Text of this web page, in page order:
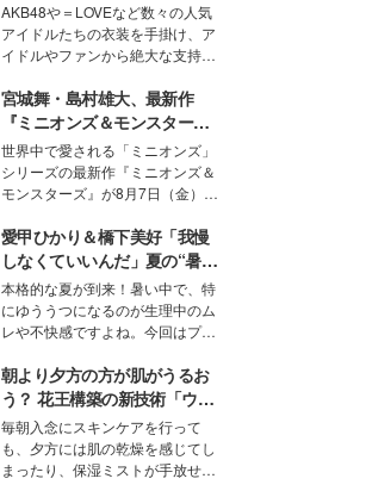
愛い”を作る美学＜「シチズン
クロスシー」インタビュー＞
AKB48や＝LOVEなど数々の人気
アイドルたちの衣装を手掛け、ア
イドルやファンから絶大な支持を
取締役兼クリエイティブディレク
ター・茅野しのぶ。一人ひとりの
個性に寄り添い、魅力を引き出す
衣装作りは、多くの女性たちに勇
気と自信を与え続けている。
宮城舞・島村雄大、最新作
『ミニオンズ＆モンスター
ズ』の魅力熱弁 ハチャメチャ
だけじゃない“友情と絆”に感
動
世界中で愛される「ミニオンズ」
シリーズの最新作『ミニオンズ＆
モンスターズ』が8月7日（金）に
ニオン好き”という共通点を持つモ
デルの宮城舞と島村雄大の特別対
談をお届け！それぞれの視点か
ら、今作ならではの魅力や予想外
の感動をもたらす奥深いストーリ
ーについて熱く語り合ってもらっ
た。
愛甲ひかり＆橋下美好「我慢
しなくていいんだ」夏の“暑さ
対策”の新しい選択肢とは？
本格的な夏が到来！暑い中で、特
にゆううつになるのが生理中のム
レや不快感ですよね。今回はプラ
モデル・愛甲ひかりさんと橋下美
好さんを迎えて本音で女子会トー
ク。猛暑のお出かけを快適に過ご
すヒントや、2人が感動した夏の
生理の新常識にも迫りました。
朝より夕方の方が肌がうるお
う？ 花王構築の新技術「ウォ
ーターキャプチャリングスキ
ン（捕水肌）」がスキンケア
の常識を変える予感
毎朝入念にスキンケアを行って
も、夕方には肌の乾燥を感じてし
まったり、保湿ミストが手放せな